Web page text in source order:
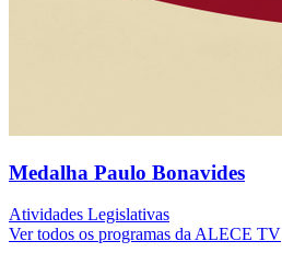
Medalha Paulo Bonavides
Atividades Legislativas
Ver todos os programas da ALECE TV